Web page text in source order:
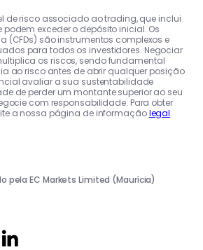
de risco associado ao trading, que inclui
exceder o depósito inicial. Os
(CFDs) são instrumentos complexos e
para todos os investidores. Negociar
os riscos, sendo fundamental
ao risco antes de abrir qualquer posição
avaliar a sua sustentabilidade
de perder um montante superior ao seu
com responsabilidade. Para obter
a nossa página de informaçãolegal.
pela EC Markets Limited (Maurícia)